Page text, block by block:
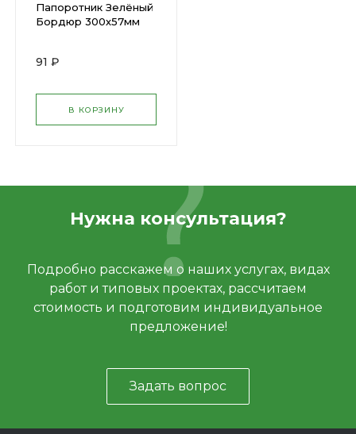
Папоротник Зелёный
Бордюр 300х57мм
91 ₽
В КОРЗИНУ
Нужна консультация?
Подробно расскажем о наших услугах, видах
работ и типовых проектах, рассчитаем
стоимость и подготовим индивидуальное
предложение!
Задать вопрос